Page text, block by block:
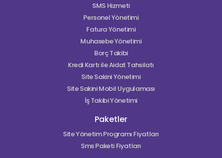
SMS Hizmeti
Personel Yönetimi
Fatura Yönetimi
Muhasebe Yönetimi
Borç Takibi
Kredi Kartı ile Aidat Tahsilatı
Site Sakini Yönetimi
Site Sakini Mobil Uygulaması
İş Takibi Yönetimi
Paketler
Site Yönetim Programı Fiyatları
Sms Paketi Fiyatları